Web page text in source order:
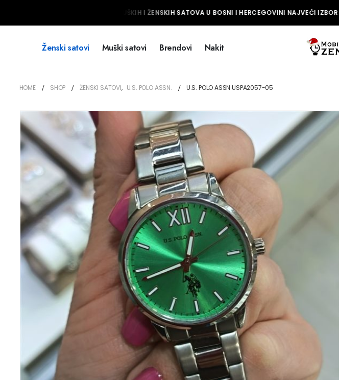
NAJVEĆI IZBOR MUŠKIH I ŽENSKIH SATOVA U BOSNI I HERCEGOVINI NAJVEĆI
Ženski satovi Muški satovi Brendovi Nakit
HOME SHOP ŽENSKI SATOVI, U.S. POLO ASSN. U.S. POLO ASSN USPA2057-05